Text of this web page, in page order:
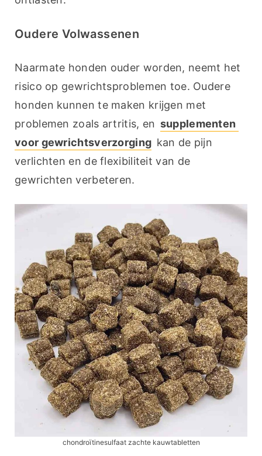
Oudere Volwassenen
Naarmate honden ouder worden, neemt het
risico op gewrichtsproblemen toe. Oudere
honden kunnen te maken krijgen met
problemen zoals artritis, en supplementen
voor gewrichtsverzorging kan de pijn
verlichten en de flexibiliteit van de
gewrichten verbeteren.
chondroïtinesulfaat zachte kauwtabletten